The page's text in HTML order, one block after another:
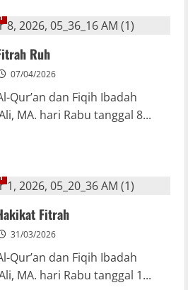
Ruh
07/04/2026
Qur’an dan Fiqih Ibadah
MA. hari Rabu tanggal 8...
Fitrah
31/03/2026
Qur’an dan Fiqih Ibadah
MA. hari Rabu tanggal 1...